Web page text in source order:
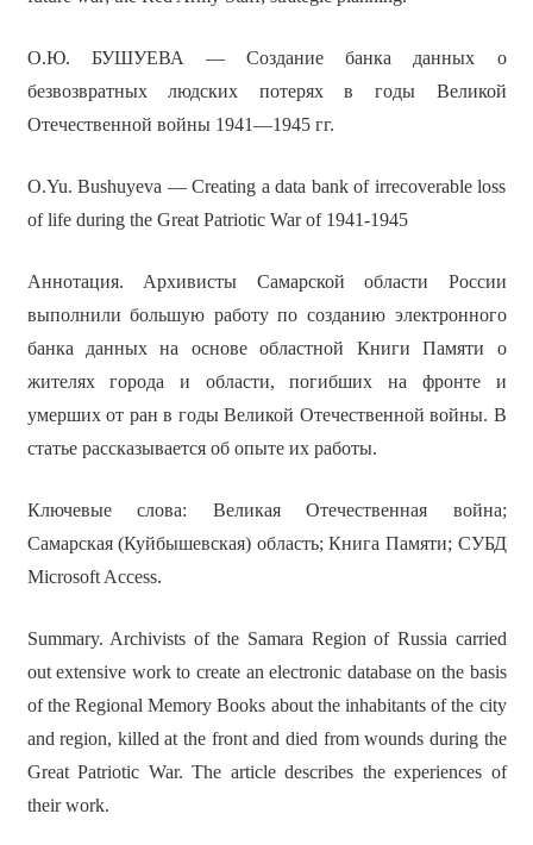
О.Ю. БУШУЕВА — Создание банка данных о
безвозвратных людских потерях в годы Великой
Отечественной войны 1941—1945 гг.
O.Yu. Bushuyeva — Creating a data bank of irrecoverable loss
of life during the Great Patriotic War of 1941-1945
Аннотация. Архивисты Самарской области России
выполнили большую работу по созданию электронного
банка данных на основе областной Книги Памяти о
жителях города и области, погибших на фронте и
умерших от ран в годы Великой Отечественной войны. В
статье рассказывается об опыте их работы.
Ключевые слова: Великая Отечественная война;
Самарская (Куйбышевская) область; Книга Памяти; СУБД
Microsoft Access.
Summary. Archivists of the Samara Region of Russia carried
out extensive work to create an electronic database on the basis
of the Regional Memory Books about the inhabitants of the city
and region, killed at the front and died from wounds during the
Great Patriotic War. The article describes the experiences of
their work.